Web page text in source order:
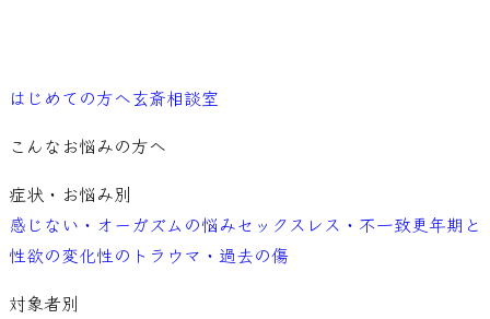
はじめての方へ玄斎相談室
こんなお悩みの方へ
症状・お悩み別
感じない・オーガズムの悩みセックスレス・不一致更年期と
性欲の変化性のトラウマ・過去の傷
対象者別